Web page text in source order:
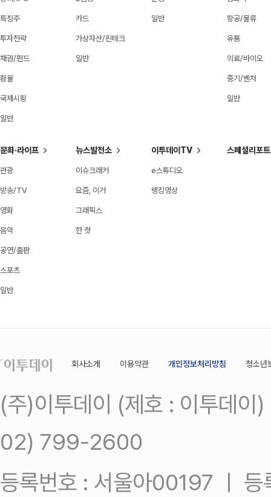
특징주
투자전략
채권/펀드
환율
국제시황
일반
카드
가상자산/핀테크
일반
일반 항공/물류
유통
의료/바이오
중기/벤처
일반
문화·라이프
관광
방송/TV
영화
음악
공연/출판
스포츠
일반
뉴스발전소
이슈크래커
요즘, 이거
그래픽스
한 컷
이투데이TV
e스튜디오
랭킹영상
스페셜리포트
회사소개 이용약관 개인정보처리방침 청소년
(주)이투데이 (제호 : 이투데
02) 799-2600
등록번호 : 서울아00197 ㅣ